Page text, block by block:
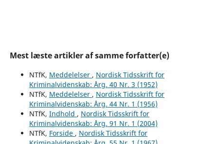
Mest læste artikler af samme forfatter(e)
NTfK, Meddelelser , Nordisk Tidsskrift for
Kriminalvidenskab: Årg. 40 Nr. 3 (1952)
NTfK, Meddelelser , Nordisk Tidsskrift for
Kriminalvidenskab: Årg. 44 Nr. 1 (1956)
NTfK, Indhold , Nordisk Tidsskrift for
Kriminalvidenskab: Årg. 91 Nr. 1 (2004)
NTfK, Forside , Nordisk Tidsskrift for